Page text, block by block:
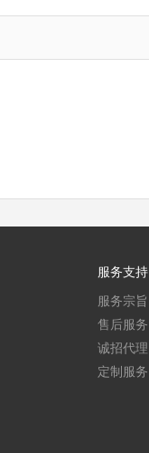
服务支持
服务宗旨
售后服务
诚招代理
定制服务